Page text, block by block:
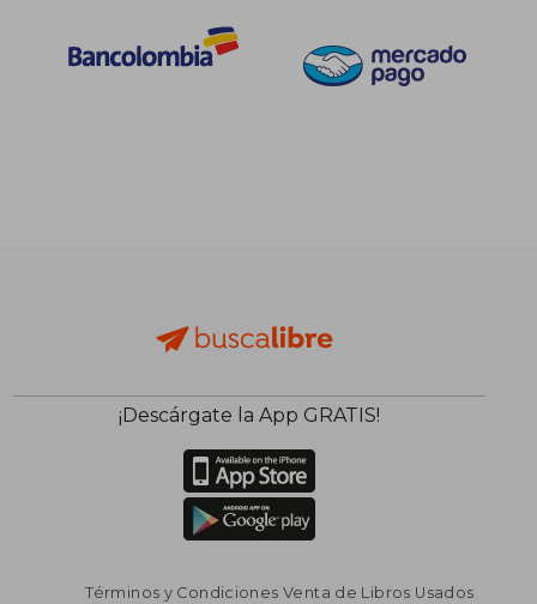
¡Descárgate la App GRATIS!
Términos y Condiciones Venta de Libros Usados